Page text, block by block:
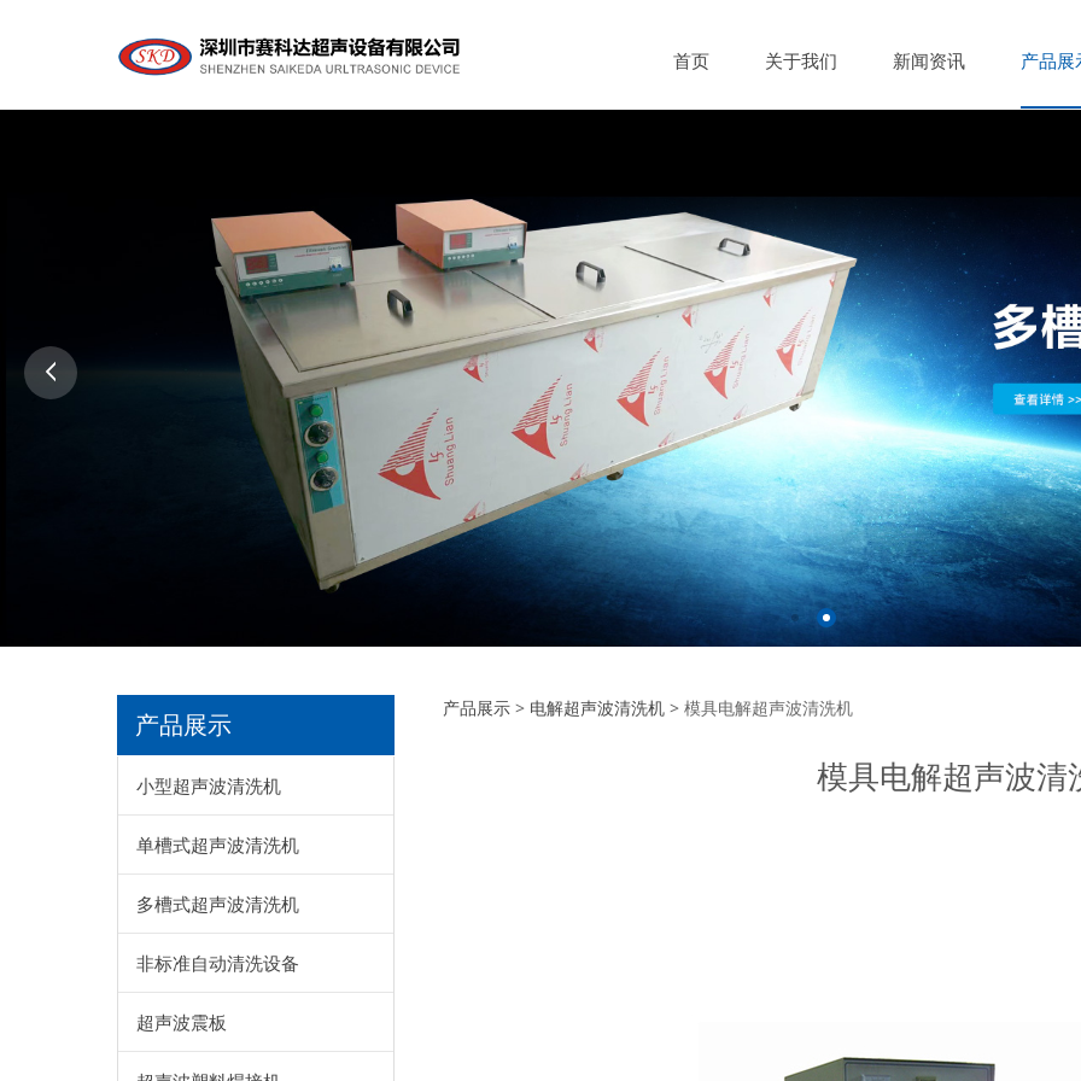
首页 关于我们 新闻资讯 产品展
产品展示
小型超声波清洗机
单槽式超声波清洗机
多槽式超声波清洗机
非标准自动清洗设备
超声波震板
模具电解超声波清洗机
产品展示 > 电解超声波清洗机 > 模具电解超声波清洗机
模具电解超声波清